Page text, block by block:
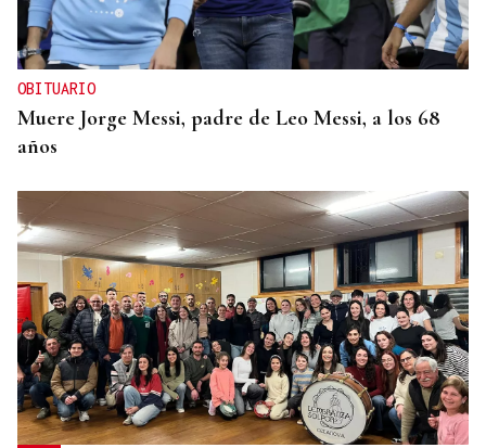
OBITUARIO
Muere Jorge Messi, padre de Leo Messi, a los 68
años